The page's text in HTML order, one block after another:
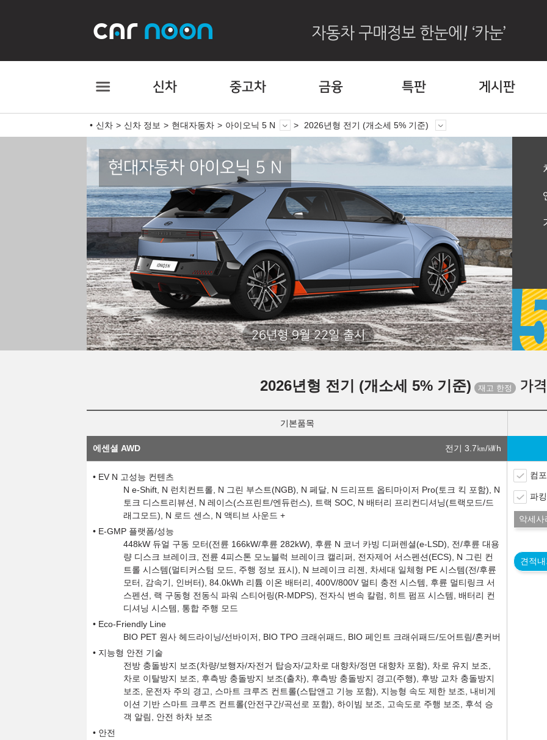
신차 중고차 금융 특판 게시판
신차 신차 정보 현대자동차 아이오닉 5 N 2026년형 전기 (개소세 5% 기준)
현대자동차 아이오닉 5 N
26년형 9월 22일 출시
2026년형 전기 (개소세 5% 기준) 가
기본품목
에센셜 AWD 전기 3.7㎞/㎾h
EV N 고성능 컨텐츠
N e-Shift, N 런치컨트롤, N 그린 부스트(NGB), N 페달, N 드리프트 옵티마이저 Pro(토크 킥 포함), N
토크 디스트리뷰션, N 레이스(스프린트/엔듀런스), 트랙 SOC, N 배터리 프리컨디셔닝(트랙모드/드
래그모드), N 로드 센스, N 액티브 사운드 +
E-GMP 플랫폼/성능
448kW 듀얼 구동 모터(전륜 166kW/후륜 282kW), 후륜 N 코너 카빙 디퍼렌셜(e-LSD), 전/후륜 대용
량 디스크 브레이크, 전륜 4피스톤 모노블럭 브레이크 캘리퍼, 전자제어 서스펜션(ECS), N 그린 컨
트롤 시스템(멀티커스텀 모드, 주행 정보 표시), N 브레이크 리젠, 차세대 일체형 PE 시스템(전/후륜
모터, 감속기, 인버터), 84.0kWh 리튬 이온 배터리, 400V/800V 멀티 충전 시스템, 후륜 멀티링크 서
스펜션, 랙 구동형 전동식 파워 스티어링(R-MDPS), 전자식 변속 칼럼, 히트 펌프 시스템, 배터리 컨
디셔닝 시스템, 통합 주행 모드
Eco-Friendly Line
BIO PET 원사 헤드라이닝/선바이저, BIO TPO 크래쉬패드, BIO 페인트 크래쉬패드/도어트림/혼커버
지능형 안전 기술
전방 충돌방지 보조(차량/보행자/자전거 탑승자/교차로 대향차/정면 대향차 포함), 차로 유지 보조,
차로 이탈방지 보조, 후측방 충돌방지 보조(출차), 후측방 충돌방지 경고(주행), 후방 교차 충돌방지
보조, 운전자 주의 경고, 스마트 크루즈 컨트롤(스탑앤고 기능 포함), 지능형 속도 제한 보조, 내비게
이션 기반 스마트 크루즈 컨트롤(안전구간/곡선로 포함), 하이빔 보조, 고속도로 주행 보조, 후석 승
객 알림, 안전 하차 보조
안전
컴
파
악세사
견적